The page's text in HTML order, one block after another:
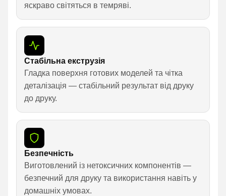
яскраво світяться в темряві.
Стабільна екструзія
Гладка поверхня готових моделей та чітка
деталізація — стабільний результат від друку
до друку.
Безпечність
Виготовлений із нетоксичних компонентів —
безпечний для друку та використання навіть у
домашніх умовах.